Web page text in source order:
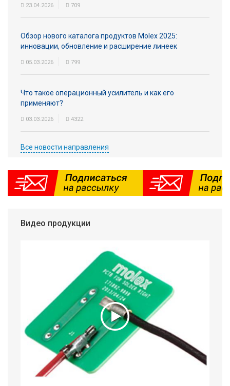
23.04.2026 709
Обзор нового каталога продуктов Molex 2025:
инновации, обновление и расширение линеек
05.03.2026 799
Что такое операционный усилитель и как его
применяют?
03.03.2026 4322
Все новости направления
Видео продукции